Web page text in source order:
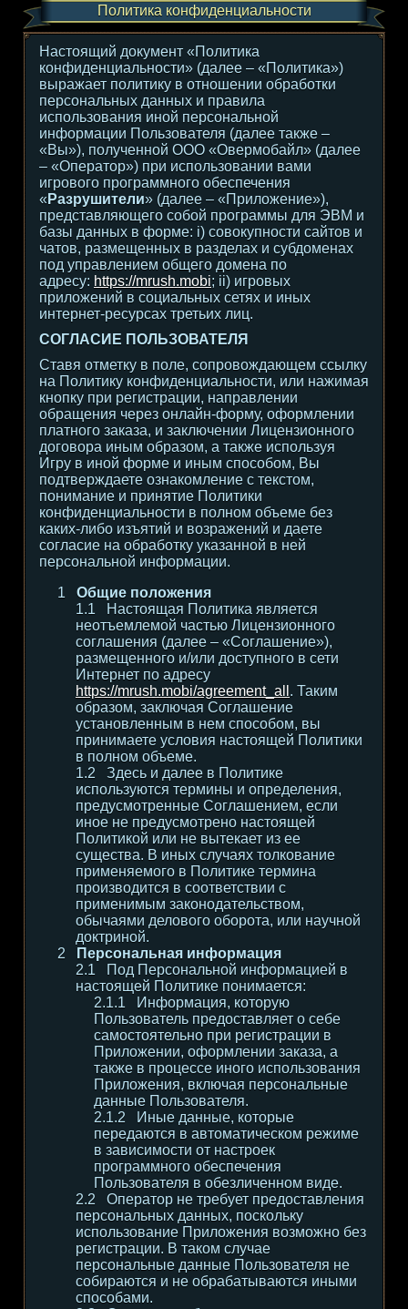
Политика конфиденциальности
Настоящий документ «Политика
конфиденциальности» (далее – «Политика»)
выражает политику в отношении обработки
персональных данных и правила
использования иной персональной
информации Пользователя (далее также –
«Вы»), полученной ООО «Овермобайл» (далее
– «Оператор») при использовании вами
игрового программного обеспечения
«Разрушители» (далее – «Приложение»),
представляющего собой программы для ЭВМ и
базы данных в форме: i) совокупности сайтов и
чатов, размещенных в разделах и субдоменах
под управлением общего домена по
адресу: https://mrush.mobi; ii) игровых
приложений в социальных сетях и иных
интернет-ресурсах третьих лиц.
СОГЛАСИЕ ПОЛЬЗОВАТЕЛЯ
Ставя отметку в поле, сопровождающем ссылку
на Политику конфиденциальности, или нажимая
кнопку при регистрации, направлении
обращения через онлайн-форму, оформлении
платного заказа, и заключении Лицензионного
договора иным образом, а также используя
Игру в иной форме и иным способом, Вы
подтверждаете ознакомление с текстом,
понимание и принятие Политики
конфиденциальности в полном объеме без
каких-либо изъятий и возражений и даете
согласие на обработку указанной в ней
персональной информации.
Общие положения
Настоящая Политика является
неотъемлемой частью Лицензионного
соглашения (далее – «Соглашение»),
размещенного и/или доступного в сети
Интернет по адресу
https://mrush.mobi/agreement_all . Таким
образом, заключая Соглашение
установленным в нем способом, вы
принимаете условия настоящей Политики
в полном объеме.
Здесь и далее в Политике
используются термины и определения,
предусмотренные Соглашением, если
иное не предусмотрено настоящей
Политикой или не вытекает из ее
существа. В иных случаях толкование
применяемого в Политике термина
производится в соответствии с
применимым законодательством,
обычаями делового оборота, или научной
доктриной.
Персональная информация
Под Персональной информацией в
настоящей Политике понимается:
Информация, которую
Пользователь предоставляет о себе
самостоятельно при регистрации в
Приложении, оформлении заказа, а
также в процессе иного использования
Приложения, включая персональные
данные Пользователя.
Иные данные, которые
передаются в автоматическом режиме
в зависимости от настроек
программного обеспечения
Пользователя в обезличенном виде.
Оператор не требует предоставления
персональных данных, поскольку
использование Приложения возможно без
регистрации. В таком случае
персональные данные Пользователя не
собираются и не обрабатываются иными
способами.